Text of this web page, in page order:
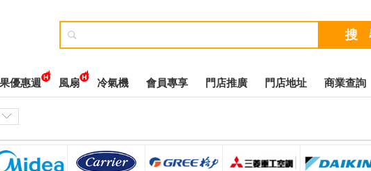

優惠週 風扇 冷氣機 會員專享 門店推廣 門店地址 商業查詢